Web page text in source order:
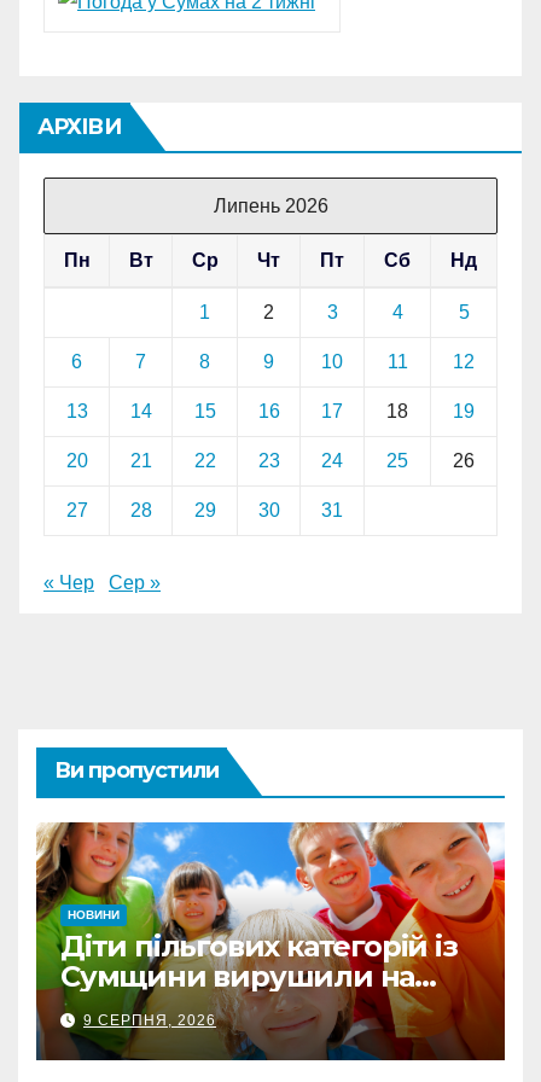
АРХІВИ
Липень 2026
Пн Вт Ср Чт Пт Сб Нд
1 2 3 4 5
6 7 8 9 10 11 12
13 14 15 16 17 18 19
20 21 22 23 24 25 26
27 28 29 30 31
« Чер Сер »
Ви пропустили
НОВИНИ
Діти пільгових категорій із
Сумщини вирушили на
оздоровлення до Польщі
9 СЕРПНЯ, 2026